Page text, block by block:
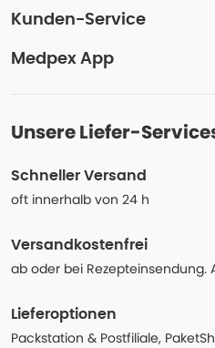
Kunden-Service
Medpex App
Unsere Liefer-
Schneller Versand
oft innerhalb von 24 h
Versandkostenfrei
ab oder bei Rezepteinsendung.
Lieferoptionen
Packstation & Postfiliale,